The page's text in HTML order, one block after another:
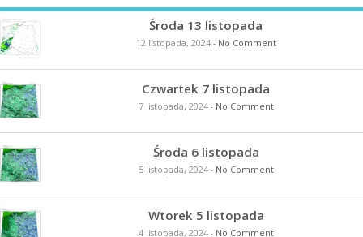
Środa 13 listopada
12 listopada, 2024- No Comment
Czwartek 7 listopada
7 listopada, 2024- No Comment
Środa 6 listopada
5 listopada, 2024- No Comment
Wtorek 5 listopada
4 listopada, 2024- No Comment